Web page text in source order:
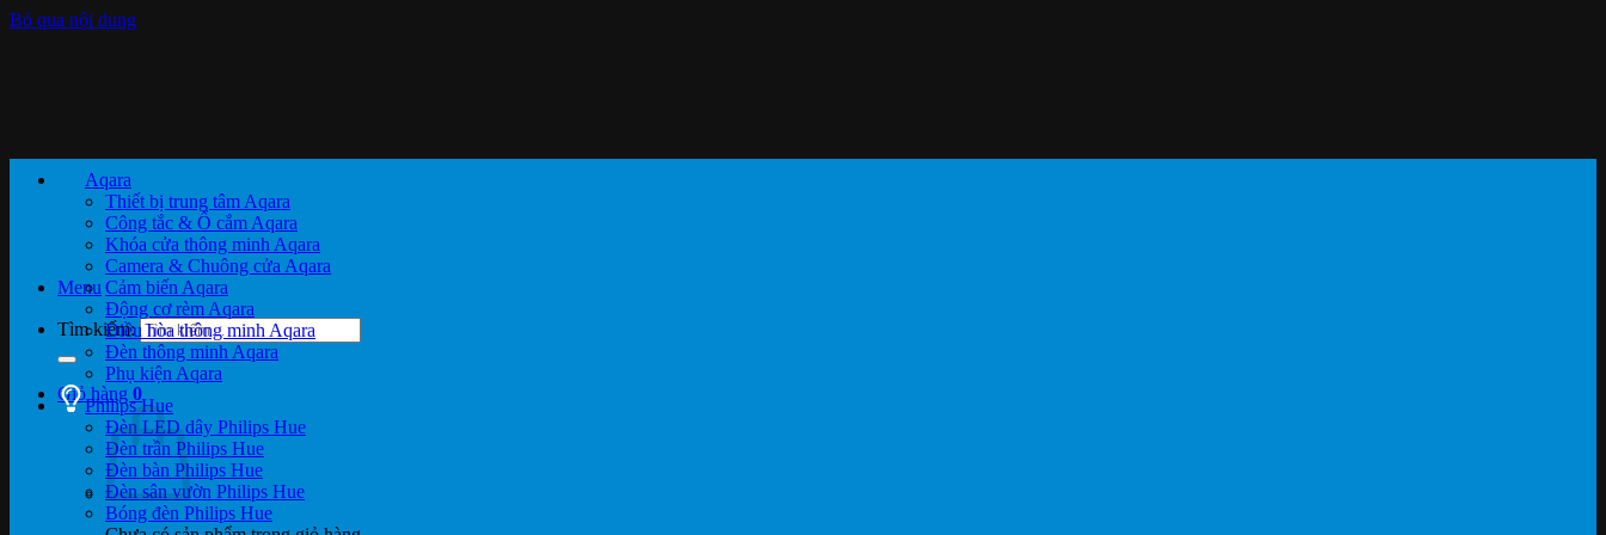
Bỏ qua nội dung
Menu
Tìm kiếm:
Giỏ hàng 0
Aqara
Thiết bị trung tâm Aqara
Công tắc & Ổ cắm Aqara
Khóa cửa thông minh Aqara
Camera & Chuông cửa Aqara
Cảm biến Aqara
Động cơ rèm Aqara
Điều hòa thông minh Aqara
Đèn thông minh Aqara
Phụ kiện Aqara
Philips Hue
Đèn LED dây Philips Hue
Đèn trần Philips Hue
Đèn bàn Philips Hue
Đèn sân vườn Philips Hue
Bóng đèn Philips Hue